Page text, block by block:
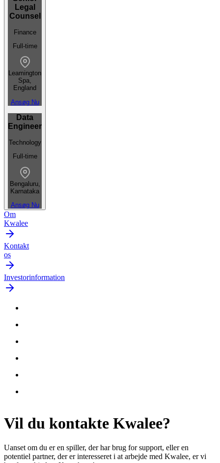
Legal
Counsel
Finance
Full-time
Leamington
Spa,
England
Ansøg Nu
Data
Engineer
Technology
Full-time
Bengaluru,
Karnataka
Ansøg Nu
Om
Kwalee
Kontakt
os
Investorinformation
Vil du kontakte Kwalee?
Uanset om du er en spiller, der har brug for support, eller en
potentiel partner, der er interesseret i at arbejde med Kwalee, er vi